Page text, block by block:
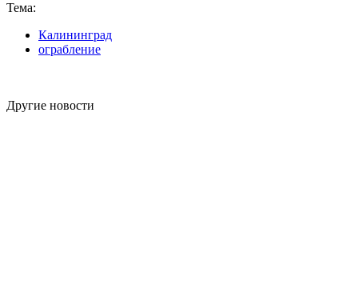
Тема:
Калининград
ограбление
Другие новости